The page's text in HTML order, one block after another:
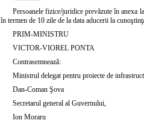
Persoanele fizice/juridice prevăzute în anexa
în termen de 10 zile de la data aducerii la
PRIM-MINISTRU
VICTOR-VIOREL PONTA
Contrasemnează:
Ministrul delegat pentru proiecte de
Dan-Coman Şova
Secretarul general al Guvernului,
Ion Moraru